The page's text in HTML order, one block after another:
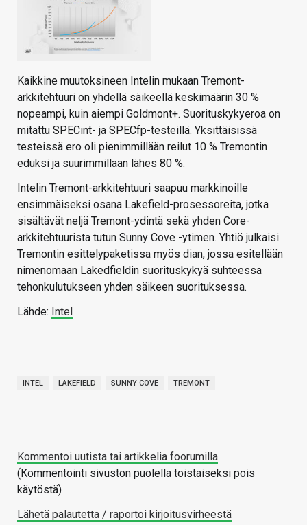
Kaikkine muutoksineen Intelin mukaan Tremont-
arkkitehtuuri on yhdellä säikeellä keskimäärin 30 %
nopeampi, kuin aiempi Goldmont+. Suorituskykyeroa on
mitattu SPECint- ja SPECfp-testeillä. Yksittäisissä
testeissä ero oli pienimmillään reilut 10 % Tremontin
eduksi ja suurimmillaan lähes 80 %.
Intelin Tremont-arkkitehtuuri saapuu markkinoille
ensimmäiseksi osana Lakefield-prosessoreita, jotka
sisältävät neljä Tremont-ydintä sekä yhden Core-
arkkitehtuurista tutun Sunny Cove -ytimen. Yhtiö julkaisi
Tremontin esittelypaketissa myös dian, jossa esitellään
nimenomaan Lakedfieldin suorituskykyä suhteessa
tehonkulutukseen yhden säikeen suorituksessa.
Lähde: Intel
INTEL LAKEFIELD SUNNY COVE TREMONT
Kommentoi uutista tai artikkelia foorumilla
(Kommentointi sivuston puolella toistaiseksi pois
käytöstä)
Lähetä palautetta / raportoi kirjoitusvirheestä